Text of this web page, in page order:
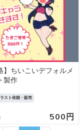
】ちいこいデフォルメ
製作
スト依頼・販売
500円